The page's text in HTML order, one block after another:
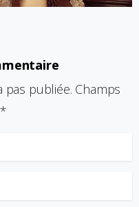
publiée. Champs